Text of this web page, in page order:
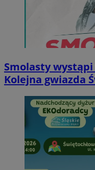
Smolasty
Kolejna gwiazda